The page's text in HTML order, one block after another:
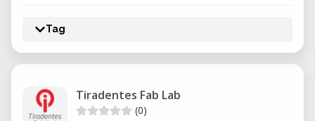
Tag
Tiradentes Fab Lab
(0)